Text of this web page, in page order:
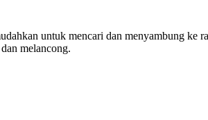
untuk mencari dan menyambung ke
melancong.